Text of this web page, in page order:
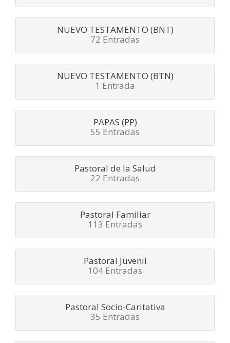
NUEVO TESTAMENTO (BNT)
72 Entradas
NUEVO TESTAMENTO (BTN)
1 Entrada
PAPAS (PP)
55 Entradas
Pastoral de la Salud
22 Entradas
Pastoral Familiar
113 Entradas
Pastoral Juvenil
104 Entradas
Pastoral Socio-Caritativa
35 Entradas